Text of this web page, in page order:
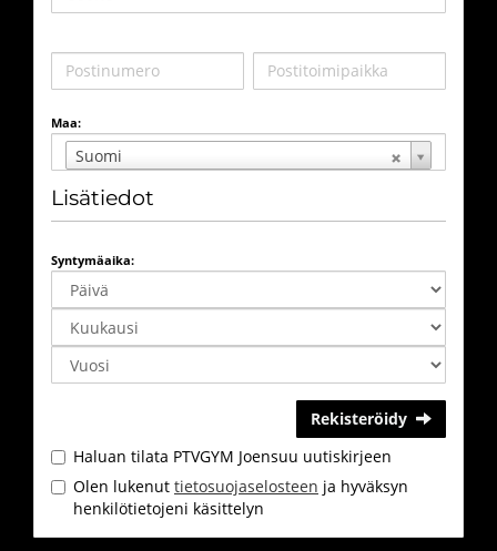
Maa:
Suomi
Lisätiedot
Syntymäaika:
Rekisteröidy
Haluan tilata PTVGYM Joensuu uutiskirjeen
Olen lukenut tietosuojaselosteen ja hyväksyn
henkilötietojeni käsittelyn